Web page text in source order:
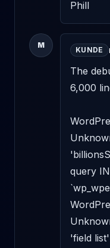
Phill
M
KUNDE
The
6,000
query
'field